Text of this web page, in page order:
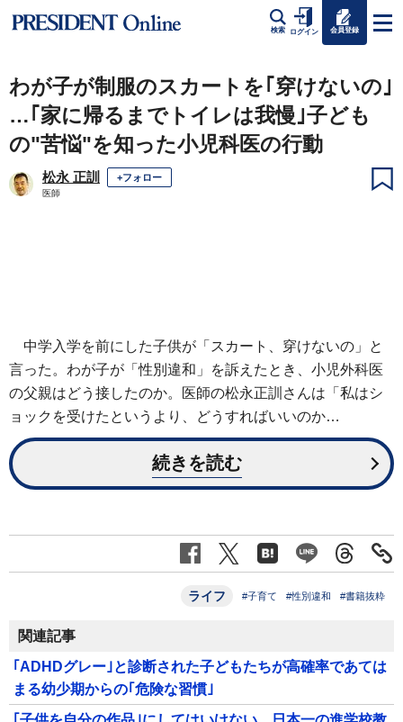
検索 ログイン 会員登録
わが子が制服のスカートを｢穿けないの｣
…｢家に帰るまでトイレは我慢｣子ども
の"苦悩"を知った小児科医の行動
松永 正訓 +フォロー
医師
中学入学を前にした子供が「スカート、穿けないの」と
言った。わが子が「性別違和」を訴えたとき、小児外科医
の父親はどう接したのか。医師の松永正訓さんは「私はシ
ョックを受けたというより、どうすればいいのか…
続きを読む
ライフ #子育て #性別違和 #書籍抜粋
関連記事
｢ADHDグレー｣と診断された子どもたちが高確率であては
まる幼少期からの｢危険な習慣｣